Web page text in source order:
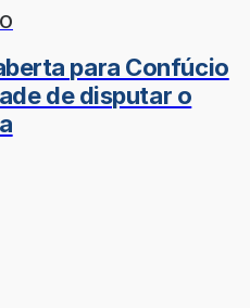
para Confúcio
de disputar o